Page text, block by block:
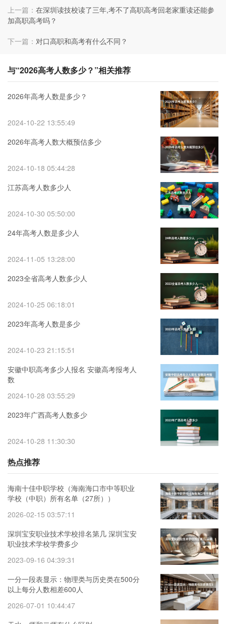
上一篇： 在深圳读技校读了三年,考不了高职高考回老家重读还能参
加高职高考吗？
下一篇： 对口高职和高考有什么不同？
与“2026高考人数多少？”相关推荐
2026年高考人数是多少？
2024-10-22 13:55:49
2026年高考人数大概预估多少
2024-10-18 05:44:28
江苏高考人数多少人
2024-10-30 05:50:00
24年高考人数是多少人
2024-11-05 13:28:00
2023全省高考人数多少人
2024-10-25 06:18:01
2023年高考人数是多少
2024-10-23 21:15:51
安徽中职高考多少人报名 安徽高考报考人
数
2024-10-28 03:55:29
2023年广西高考人数多少
2024-10-28 11:30:30
热点推荐
海南十佳中职学校（海南海口市中等职业
学校（中职）所有名单（27所））
2026-02-15 03:57:11
深圳宝安职业技术学校排名第几 深圳宝安
职业技术学校学费多少
2023-09-16 04:39:31
一分一段表显示：物理类与历史类在500分
以上每分人数相差600人
2026-07-01 10:44:47